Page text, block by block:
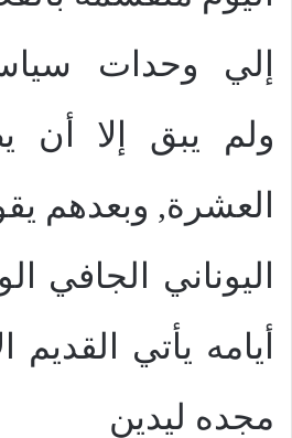
إلي وحدات
ولم يبق إلا أن
العشرة, وبعدهم
اليوناني الجافي
أيامه يأتي القديم
مجده ليدين